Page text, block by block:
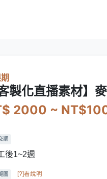
客製化直播素材】
2000 ~
期
後1~2週
圍 [?]看說明